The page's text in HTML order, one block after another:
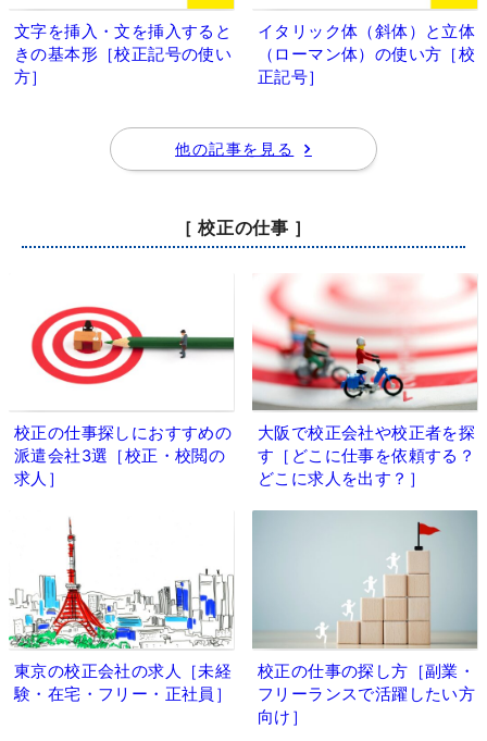
文字を挿入・文を挿入すると
きの基本形［校正記号の使い
方］
イタリック体（斜体）と立体
（ローマン体）の使い方［校
正記号］
他の記事を見る
［ 校正の仕事 ］
校正の仕事探しにおすすめの
派遣会社3選［校正・校閲の
求人］
大阪で校正会社や校正者を探
す［どこに仕事を依頼する？
どこに求人を出す？］
東京の校正会社の求人［未経
験・在宅・フリー・正社員］
校正の仕事の探し方［副業・
フリーランスで活躍したい方
向け］